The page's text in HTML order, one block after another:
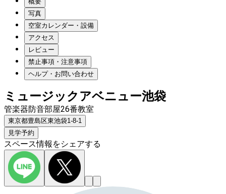
写真
空室カレンダー・設備
アクセス
レビュー
禁止事項・注意事項
ヘルプ・お問い合わせ
ミュージックアベニュー池袋
管楽器防音部屋26番教室
東京都豊島区東池袋1-8-1
見学予約
スペース情報をシェアする